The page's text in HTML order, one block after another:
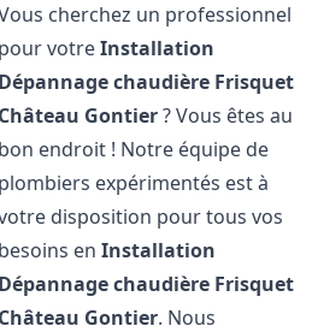
cherchez un professionnel
pour votreInstallation
Dépannage chaudière Frisquet
Château Gontier? Vous êtes au
bon endroit ! Notre équipe de
plombiers expérimentés est à
disposition pour tous vos
besoins enInstallation
Dépannage chaudière Frisquet
Château Gontier. Nous